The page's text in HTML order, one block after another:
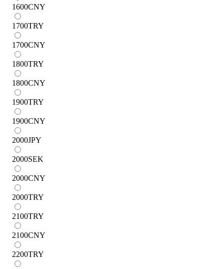
1600CNY
1700TRY
1700CNY
1800TRY
1800CNY
1900TRY
1900CNY
2000JPY
2000SEK
2000CNY
2000TRY
2100TRY
2100CNY
2200TRY